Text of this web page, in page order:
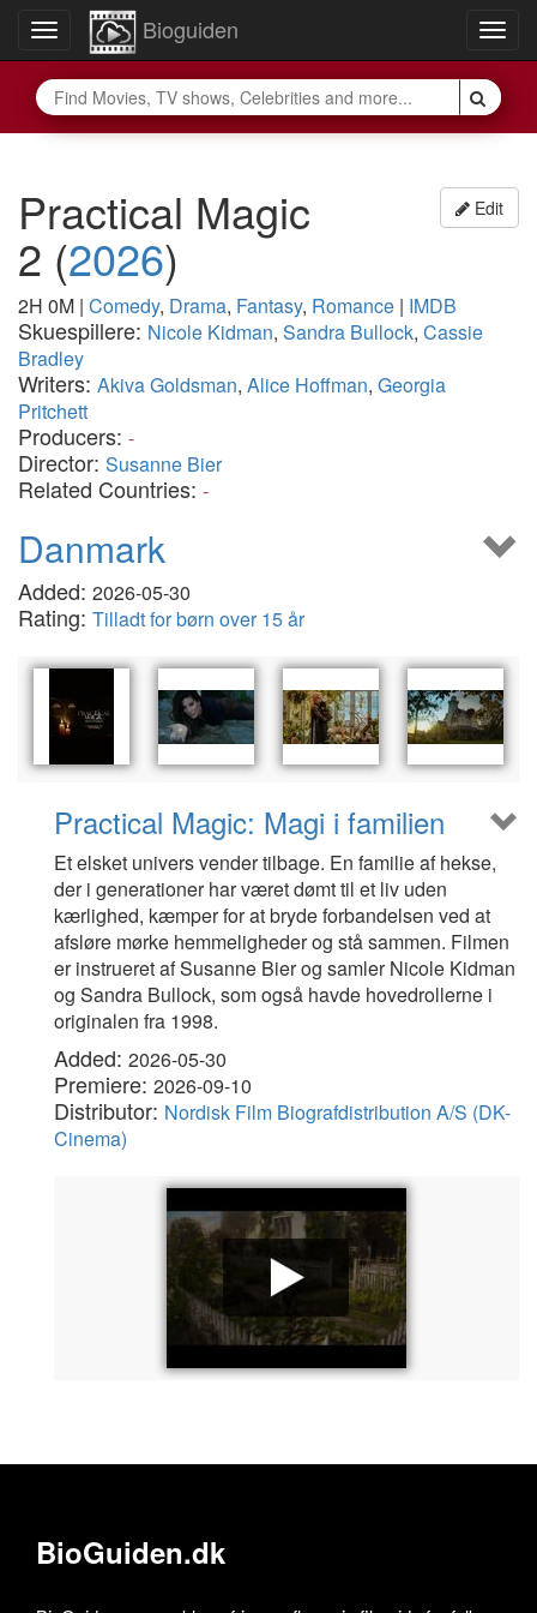
Toggle
navigation
Bioguiden
Edit
Practical Magic
2 (2026)
2H 0M | Comedy, Drama, Fantasy, Romance | IMDB
Skuespillere: Nicole Kidman, Sandra Bullock, Cassie
Bradley
Writers: Akiva Goldsman, Alice Hoffman, Georgia
Pritchett
Producers: -
Director: Susanne Bier
Related Countries: -
Danmark
Added: 2026-05-30
Rating: Tilladt for børn over 15 år
Practical Magic: Magi i familien
Et elsket univers vender tilbage. En familie af hekse,
der i generationer har været dømt til et liv uden
kærlighed, kæmper for at bryde forbandelsen ved at
afsløre mørke hemmeligheder og stå sammen. Filmen
er instrueret af Susanne Bier og samler Nicole Kidman
og Sandra Bullock, som også havde hovedrollerne i
originalen fra 1998.
Added: 2026-05-30
Premiere: 2026-09-10
Distributor: Nordisk Film Biografdistribution A/S (DK-
Cinema)
BioGuiden.dk